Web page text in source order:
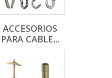
ACCESORIOS
PARA CABLE...